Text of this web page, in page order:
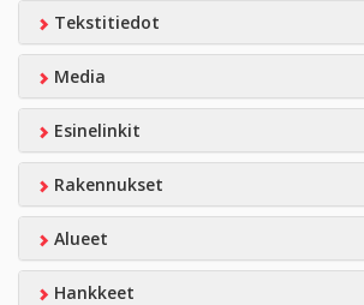
Tekstitiedot
Media
Esinelinkit
Rakennukset
Alueet
Hankkeet